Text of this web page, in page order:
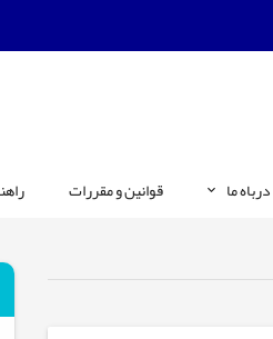
درباه ما قوانین و مقررات